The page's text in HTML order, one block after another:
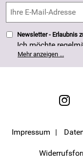
4,8/5
Newsletter - Erlaubnis
Ich möchte
erhalten. Meine E-Mail-Adresse wird nicht an andere
Unternehmen
Nutzung meiner
Mehr anzeigen ...
Impressum